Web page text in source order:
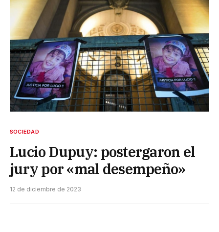
SOCIEDAD
Lucio Dupuy: postergaron el
jury por «mal desempeño»
12 de diciembre de 2023